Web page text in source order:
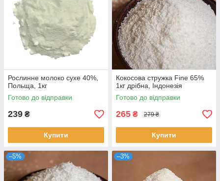
Рослинне молоко сухе 40%,
Польща, 1кг
Готово до відправки
239 ₴
Купити
Кокосова стружка Fine 65%
1кг дрібна, Індонезія
Готово до відправки
265 ₴ 279 ₴
Купити
–5% –3%